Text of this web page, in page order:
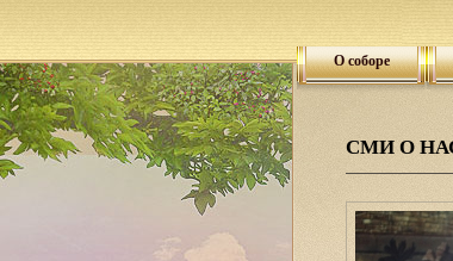
О соборе
СМИ О